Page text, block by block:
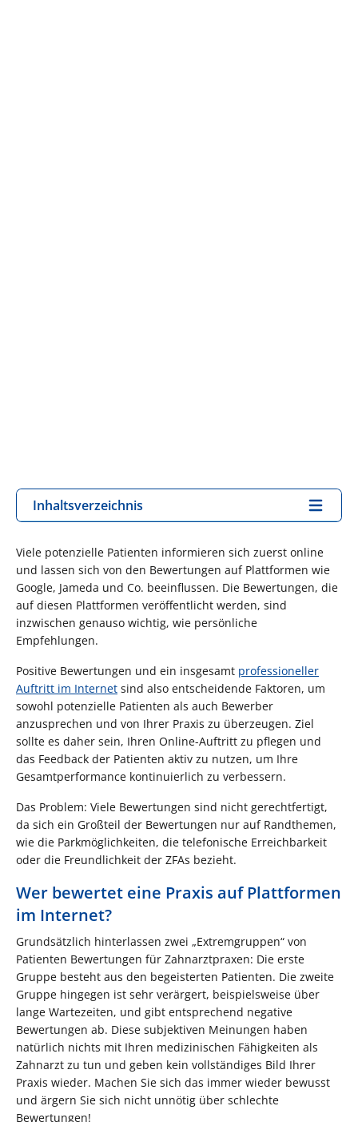
Inhaltsverzeichnis
Viele potenzielle Patienten informieren sich zuerst online
und lassen sich von den Bewertungen auf Plattformen wie
Google, Jameda und Co. beeinflussen. Die Bewertungen, die
auf diesen Plattformen veröffentlicht werden, sind
inzwischen genauso wichtig, wie persönliche
Empfehlungen.
Positive Bewertungen und ein insgesamt professioneller
Auftritt im Internet sind also entscheidende Faktoren, um
sowohl potenzielle Patienten als auch Bewerber
anzusprechen und von Ihrer Praxis zu überzeugen. Ziel
sollte es daher sein, Ihren Online-Auftritt zu pflegen und
das Feedback der Patienten aktiv zu nutzen, um Ihre
Gesamtperformance kontinuierlich zu verbessern.
Das Problem: Viele Bewertungen sind nicht gerechtfertigt,
da sich ein Großteil der Bewertungen nur auf Randthemen,
wie die Parkmöglichkeiten, die telefonische Erreichbarkeit
oder die Freundlichkeit der ZFAs bezieht.
Wer bewertet eine Praxis auf Plattformen
im Internet?
Grundsätzlich hinterlassen zwei „Extremgruppen“ von
Patienten Bewertungen für Zahnarztpraxen: Die erste
Gruppe besteht aus den begeisterten Patienten. Die zweite
Gruppe hingegen ist sehr verärgert, beispielsweise über
lange Wartezeiten, und gibt entsprechend negative
Bewertungen ab. Diese subjektiven Meinungen haben
natürlich nichts mit Ihren medizinischen Fähigkeiten als
Zahnarzt zu tun und geben kein vollständiges Bild Ihrer
Praxis wieder. Machen Sie sich das immer wieder bewusst
und ärgern Sie sich nicht unnötig über schlechte
Bewertungen!